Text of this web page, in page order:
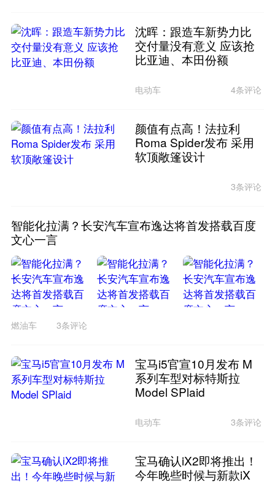
沈晖：跟造车新势力比
交付量没有意义 应该抢
比亚迪、本田份额
电动车 4条评论
颜值有点高！法拉利
Roma Spider发布 采用
软顶敞篷设计
3条评论
智能化拉满？长安汽车宣布逸达将首发搭载百度
文心一言
燃油车 3条评论
宝马i5官宣10月发布 M
系列车型对标特斯拉
Model SPlaid
电动车 3条评论
宝马确认iX2即将推出！
今年晚些时候与新款iX